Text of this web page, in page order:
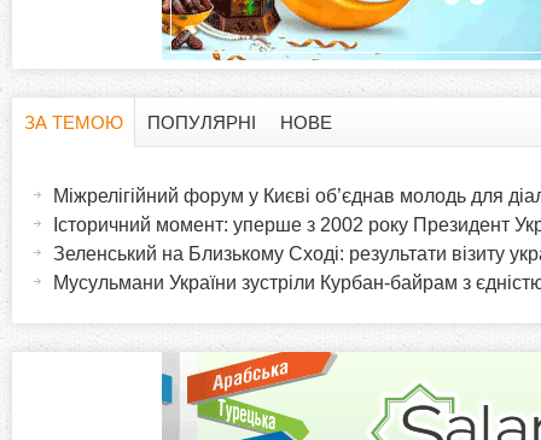
i
ЗА ТЕМОЮ
ПОПУЛЯРНІ НОВЕ
Міжрелігійний форум у Києві об’єднав молодь для
Історичний момент: уперше з 2002 року Президент
Зеленський на Близькому Сході: результати візиту
Мусульмани України зустріли Курбан-байрам з